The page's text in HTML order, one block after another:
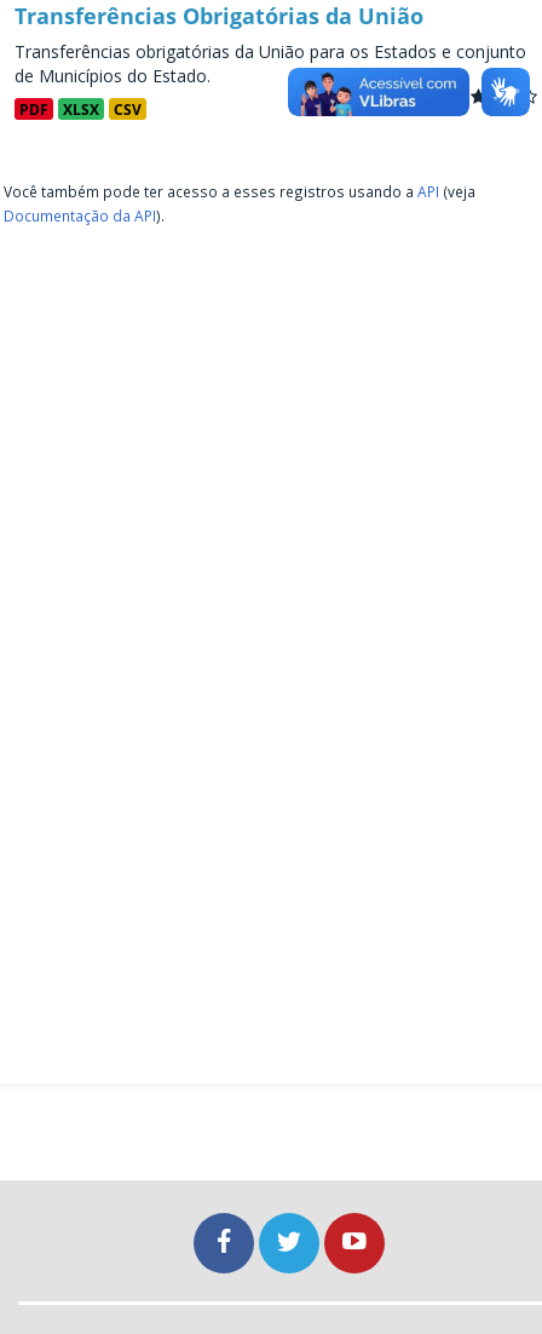
Transferências Obrigatórias da União
Transferências obrigatórias da União para os Estados e conjunto
de Municípios do Estado.
PDF XLSX CSV
Você também pode ter acesso a esses registros usando a API (veja
Documentação da API).